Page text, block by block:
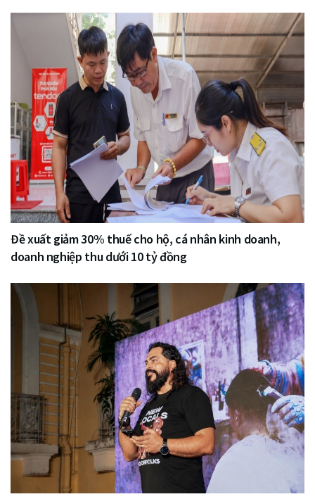
Đề xuất giảm 30% thuế cho hộ, cá nhân kinh doanh,
doanh nghiệp thu dưới 10 tỷ đồng